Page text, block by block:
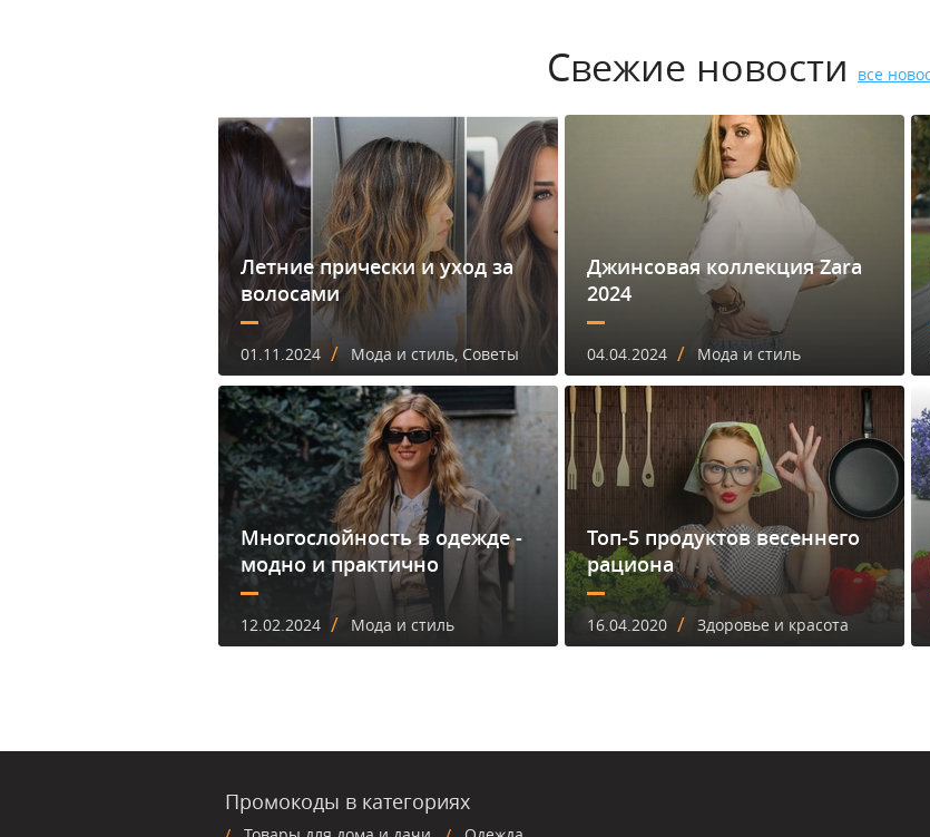
Свежие новости все
Летние прически и уход за
волосами
01.11.2024 / Мода и стиль, Советы
Джинсовая коллекция Zara
2024
04.04.2024 / Мода и стиль
Многослойность в одежде -
модно и практично
12.02.2024 / Мода и стиль
Топ-5 продуктов весеннего
рациона
16.04.2020 / Здоровье и красота
Промокоды в категориях